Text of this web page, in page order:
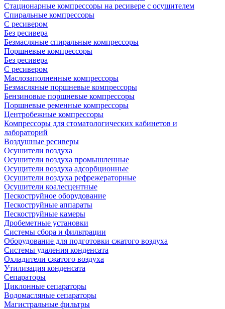
Стационарные компрессоры на ресивере с осушителем
Спиральные компрессоры
С ресивером
Без ресивера
Безмасляные спиральные компрессоры
Поршневые компрессоры
Без ресивера
С ресивером
Маслозаполненные компрессоры
Безмасляные поршневые компрессоры
Бензиновые поршневые компрессоры
Поршневые ременные компрессоры
Центробежные компрессоры
Компрессоры для стоматологических кабинетов и
лабораторий
Воздушные ресиверы
Осушители воздуха
Осушители воздуха промышленные
Осущители воздуха адсорбционные
Осушители воздуха рефрежераторные
Осушители коалесцентные
Пескоструйное оборудование
Пескоструйные аппараты
Пескоструйные камеры
Дробеметные установки
Системы сбора и фильтрации
Оборудование для подготовки сжатого воздуха
Системы удаления конденсата
Охладители сжатого воздуха
Утилизация конденсата
Сепараторы
Циклонные сепараторы
Водомасляные сепараторы
Магистральные фильтры